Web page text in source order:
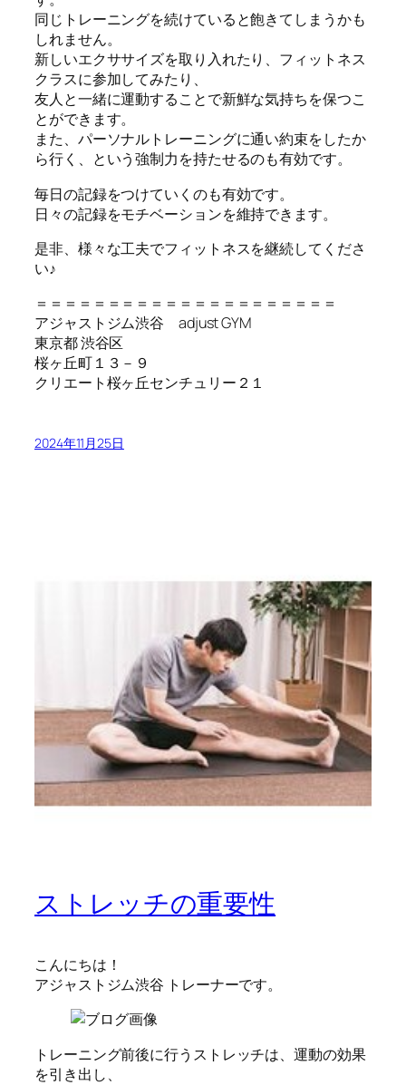
同じトレーニングを続けていると飽きてしまうかも
しれません。
新しいエクササイズを取り入れたり、フィットネス
クラスに参加してみたり、
友人と一緒に運動することで新鮮な気持ちを保つこ
とができます。
また、パーソナルトレーニングに通い約束をしたか
ら行く、という強制力を持たせるのも有効です。
毎日の記録をつけていくのも有効です。
日々の記録をモチベーションを維持できます。
是非、様々な工夫でフィットネスを継続してくださ
い♪
＝＝＝＝＝＝＝＝＝＝＝＝＝＝＝＝＝＝＝＝＝
アジャストジム渋谷 adjust GYM
東京都 渋谷区
桜ヶ丘町１３－９
クリエート桜ヶ丘センチュリー２１
2024年11月25日
ストレッチの重要性
こんにちは！
アジャストジム渋谷 トレーナーです。
トレーニング前後に行うストレッチは、運動の効果
を引き出し、